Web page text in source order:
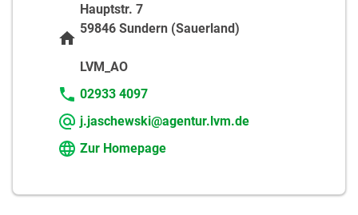
Hauptstr. 7
59846 Sundern (Sauerland)
LVM_AO
02933 4097
j.jaschewski@agentur.lvm.de
Zur Homepage